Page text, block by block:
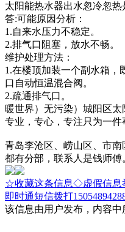
太阳能热水器出水忽冷忽热
答:可能原因分析：
1.自来水压力不稳定。
2.排气口阻塞，放水不畅。
维护处理方法：
1.在楼顶加装一个副水箱，
口自动恒温混合阀。
2.疏通排气口。
暖世界）无污染）城阳区
专业，专心，专注只为一件
青岛李沧区、崂山区、市
都有分部，联系人是钱师傅
☆收藏这条信息◇虚假信息
即时通短信拨打
该信息由用户发布，内容